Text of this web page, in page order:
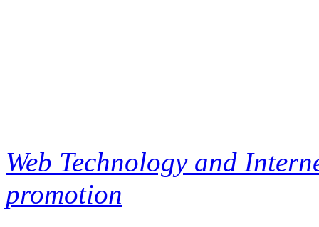
Web Technology and
promotion